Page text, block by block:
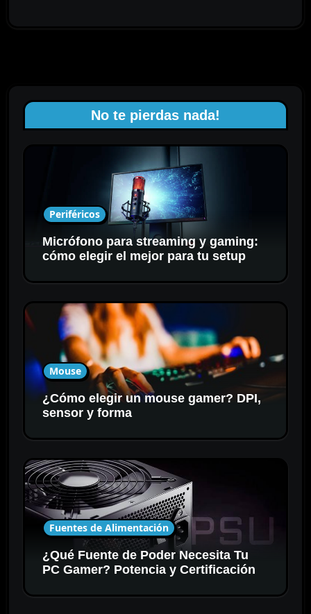
No te pierdas nada!
Periféricos
Micrófono para streaming y gaming:
cómo elegir el mejor para tu setup
Mouse
¿Cómo elegir un mouse gamer? DPI,
sensor y forma
Fuentes de Alimentación
¿Qué Fuente de Poder Necesita Tu
PC Gamer? Potencia y Certificación